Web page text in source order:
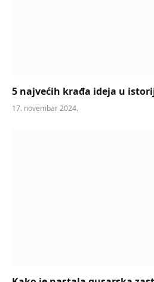
5 najvećih krađa ideja u
17. novembar 2024.